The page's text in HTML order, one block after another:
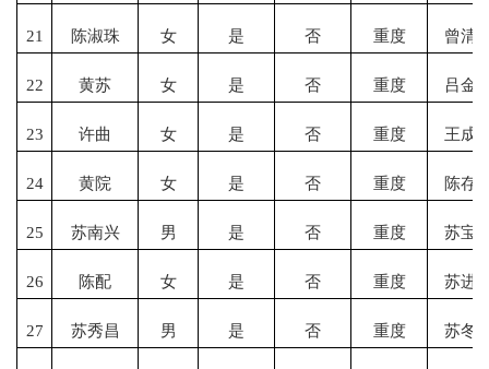
21 陈淑珠 女 是 否 重度 曾清
22 黄苏 女 是 否 重度 吕金
23 许曲 女 是 否 重度 王成
24 黄院 女 是 否 重度 陈存
25 苏南兴 男 是 否 重度 苏宝
26 陈配 女 是 否 重度 苏进
27 苏秀昌 男 是 否 重度 苏冬